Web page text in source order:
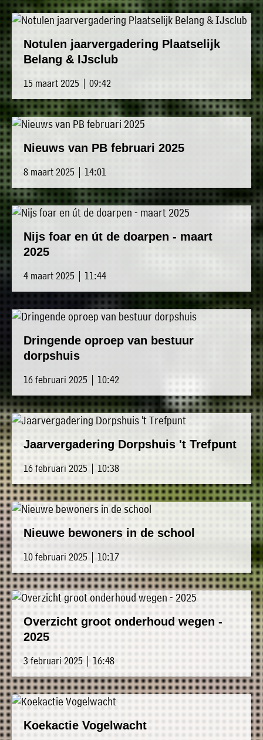
Notulen jaarvergadering Plaatselijk
Belang & IJsclub
15 maart 2025 | 09:42
Nieuws van PB februari 2025
8 maart 2025 | 14:01
Nijs foar en út de doarpen - maart
2025
4 maart 2025 | 11:44
Dringende oproep van bestuur
dorpshuis
16 februari 2025 | 10:42
Jaarvergadering Dorpshuis 't Trefpunt
16 februari 2025 | 10:38
Nieuwe bewoners in de school
10 februari 2025 | 10:17
Overzicht groot onderhoud wegen -
2025
3 februari 2025 | 16:48
Koekactie Vogelwacht